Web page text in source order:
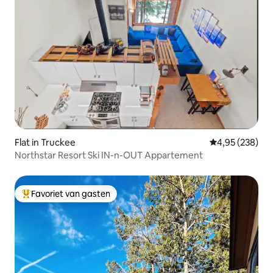
Flat in Truckee Gemiddelde
4,95 (238)
Northstar Resort Ski IN-n-OUT Appartement
Topfavoriet van gasten
Favoriet van gasten